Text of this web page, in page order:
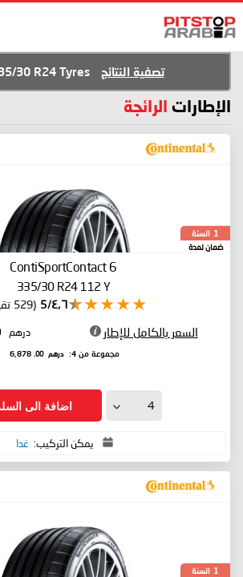
تصفية النتائج 30 R24 Tyres
الإطارات الرائجة
1 السنة
ضمان لمدة
ContiSportContact 6
335/30 R24 112 Y
٤٫٦/5 (529 تقييم)
السعر بالكامل للإطار درهم
مجموعة من 4: درهم 6,878
.00
اضافة الى
يمكن التركيب: غدا
1 السنة